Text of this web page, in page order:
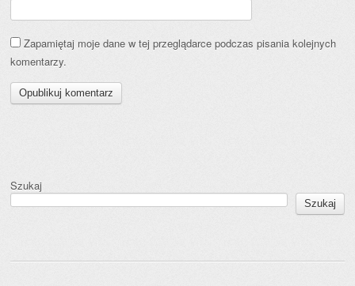
Zapamiętaj moje dane w tej przeglądarce podczas pisania kolejnych
komentarzy.
Szukaj
Szukaj